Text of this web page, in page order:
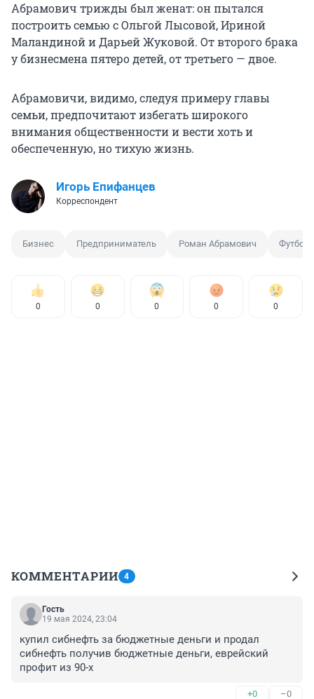
Абрамович трижды был женат: он пытался
построить семью с Ольгой Лысовой, Ириной
Маландиной и Дарьей Жуковой. От второго брака
у бизнесмена пятеро детей, от третьего — двое.
Абрамовичи, видимо, следуя примеру главы
семьи, предпочитают избегать широкого
внимания общественности и вести хоть и
обеспеченную, но тихую жизнь.
Игорь Епифанцев
Корреспондент
Бизнес Предприниматель Роман Абрамович Футбол
0 0 0 0 0
КОММЕНТАРИИ 4
Гость
19 мая 2024, 23:04
купил сибнефть за бюджетные деньги и продал
сибнефть получив бюджетные деньги, еврейский
профит из 90-х
+0 –0